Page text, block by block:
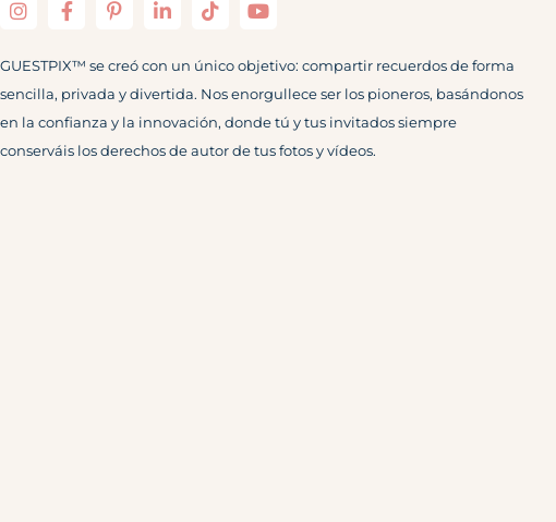
GUESTPIX™ se creó con un único objetivo: compartir recuerdos de forma
sencilla, privada y divertida. Nos enorgullece ser los pioneros, basándonos
en la confianza y la innovación, donde tú y tus invitados siempre
conserváis los derechos de autor de tus fotos y vídeos.